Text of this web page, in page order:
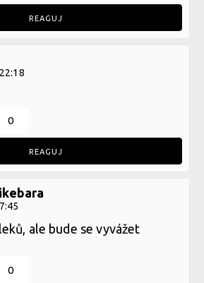
REAGUJ
0
REAGUJ
ale bude se vyvážet
0